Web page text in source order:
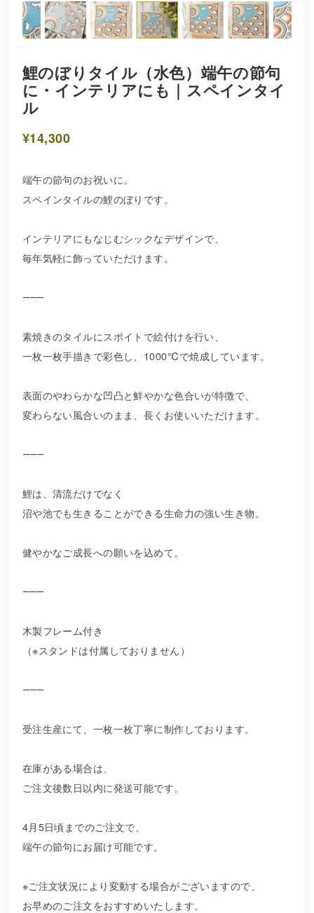
鯉のぼりタイル（水色）端午の節句
に・インテリアにも｜スペインタイ
ル
¥14,300
端午の節句のお祝いに。
スペインタイルの鯉のぼりです。
インテリアにもなじむシックなデザインで、
毎年気軽に飾っていただけます。
⸻
素焼きのタイルにスポイトで絵付けを行い、
一枚一枚手描きで彩色し、1000℃で焼成しています。
表面のやわらかな凹凸と鮮やかな色合いが特徴で、
変わらない風合いのまま、長くお使いいただけます。
⸻
鯉は、清流だけでなく
沼や池でも生きることができる生命力の強い生き物。
健やかなご成長への願いを込めて。
⸻
木製フレーム付き
（※スタンドは付属しておりません）
⸻
受注生産にて、一枚一枚丁寧に制作しております。
在庫がある場合は、
ご注文後数日以内に発送可能です。
4月5日頃までのご注文で、
端午の節句にお届け可能です。
※ご注文状況により変動する場合がございますので、
お早めのご注文をおすすめいたします。